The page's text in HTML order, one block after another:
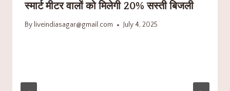
स्मार्ट मीटर वालों को मिलेगी 20% सस्ती बिजली
By liveindiasagar@gmail.com July 4, 2025